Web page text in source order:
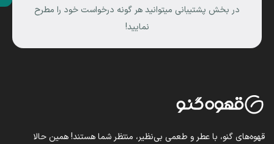
در بخش پشتیبانی میتوانید هر گونه درخواست خود را مطرح
نمایید!
قهوه‌های گنو، با عطر و طعمی بی‌نظیر، منتظر شما هستند! همین حالا